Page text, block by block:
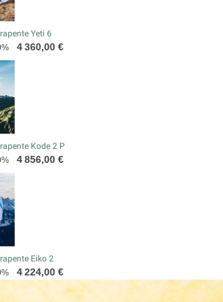
Yeti 6
Prix
4 360,00 €
Kode 2 P
Prix
4 856,00 €
Eiko 2
Prix
4 224,00 €